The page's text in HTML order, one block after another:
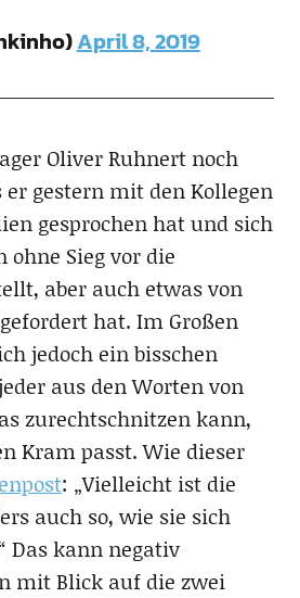
April 8, 2019
Oliver Ruhnert noch
gestern mit den Kollegen
gesprochen hat und sich
ohne Sieg vor die
aber auch etwas von
hat. Im Großen
jedoch ein bisschen
aus den Worten von
zurechtschnitzen kann,
Kram passt. Wie dieser
: „Vielleicht ist die
auch so, wie sie sich
Das kann negativ
mit Blick auf die zwei